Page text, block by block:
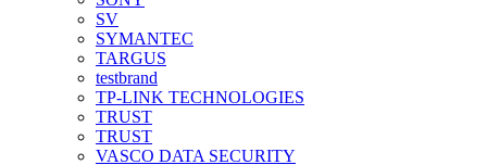
SV
SYMANTEC
TARGUS
testbrand
TP-LINK TECHNOLOGIES
TRUST
TRUST
VASCO DATA SECURITY